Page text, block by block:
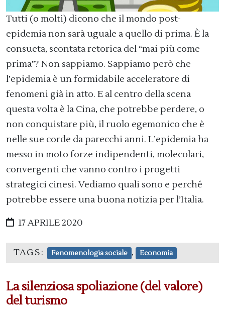
Tutti (o molti) dicono che il mondo post-
epidemia non sarà uguale a quello di prima. È la
consueta, scontata retorica del “mai più come
prima”? Non sappiamo. Sappiamo però che
l’epidemia è un formidabile acceleratore di
fenomeni già in atto. E al centro della scena
questa volta è la Cina, che potrebbe perdere, o
non conquistare più, il ruolo egemonico che è
nelle sue corde da parecchi anni. L’epidemia ha
messo in moto forze indipendenti, molecolari,
convergenti che vanno contro i progetti
strategici cinesi. Vediamo quali sono e perché
potrebbe essere una buona notizia per l’Italia.
17 APRILE 2020
TAGS: Fenomenologia sociale , Economia
La silenziosa spoliazione (del valore)
del turismo